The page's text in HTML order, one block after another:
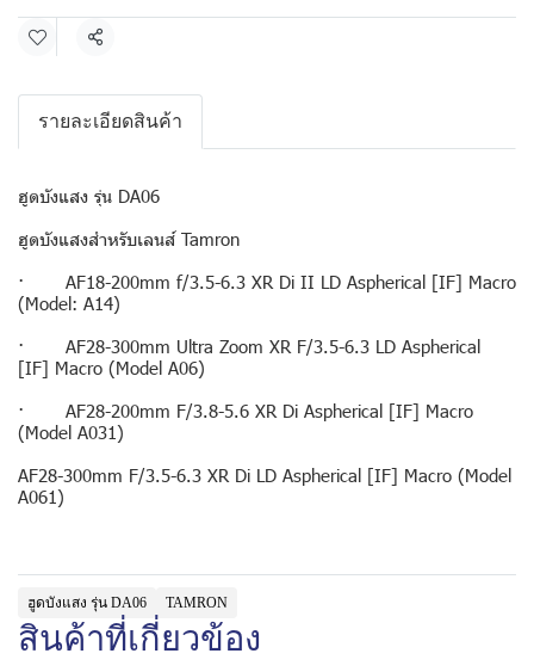
แชร์
รายละเอียดสินค้า
ฮูดบังแสง รุ่น DA06
ฮูดบังแสงสำหรับเลนส์ Tamron
· AF18-200mm f/3.5-6.3 XR Di II LD Aspherical [IF] Macro
(Model: A14)
· AF28-300mm Ultra Zoom XR F/3.5-6.3 LD Aspherical
[IF] Macro (Model A06)
· AF28-200mm F/3.8-5.6 XR Di Aspherical [IF] Macro
(Model A031)
AF28-300mm F/3.5-6.3 XR Di LD Aspherical [IF] Macro (Model
A061)
ฮูดบังแสง รุ่น DA06 TAMRON
สินค้าที่เกี่ยวข้อง